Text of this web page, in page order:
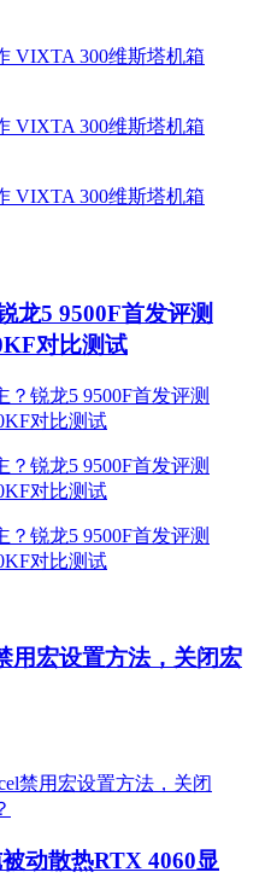
龙5 9500F首发评测
对比测试
用宏设置方法，关闭宏
动散热RTX 4060显